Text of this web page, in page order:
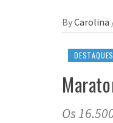
ByCarolina
DESTAQUES
Os